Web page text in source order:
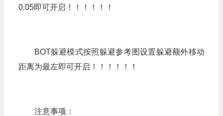
0.05即可开启！！！！！！
BOT躲避模式按照躲避参考图设置躲避额外移动
距离为最左即可开启！！！！！！
注意事项：